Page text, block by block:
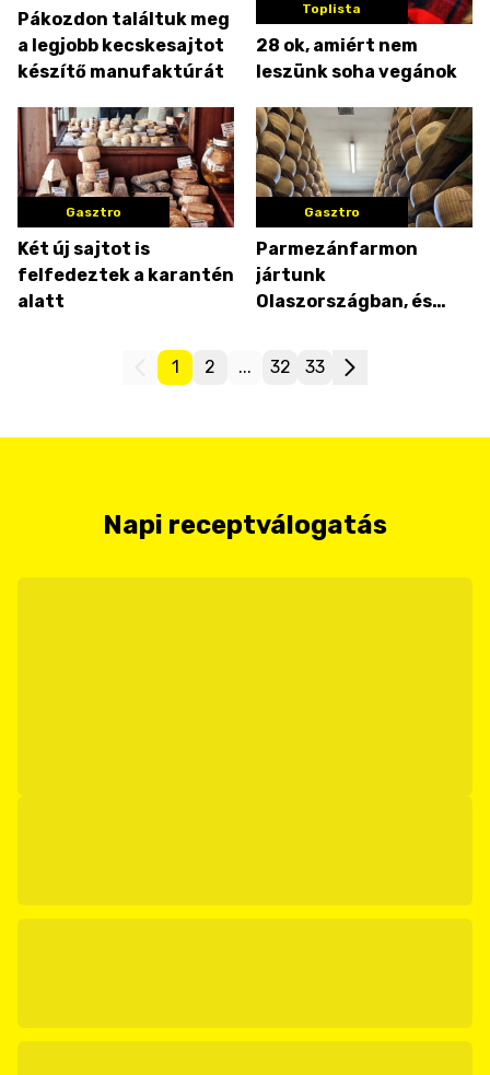
Pákozdon találtuk meg
a legjobb kecskesajtot
készítő manufaktúrát
Toplista
28 ok, amiért nem
leszünk soha vegánok
Gasztro
Két új sajtot is
felfedeztek a karantén
alatt
Gasztro
Parmezánfarmon
jártunk
Olaszországban, és
készül a valódi
parmezán
1 2 ... 32 33
Napi receptválogatás